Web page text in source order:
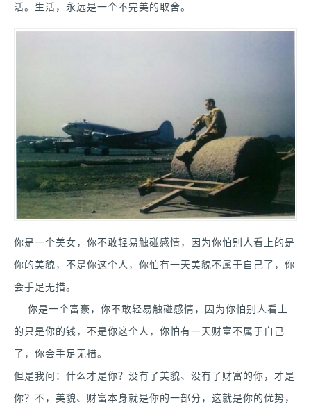
活。生活，永远是一个不完美的取舍。
你是一个美女，你不敢轻易触碰感情，因为你怕别人看上的是
你的美貌，不是你这个人，你怕有一天美貌不属于自己了，你
会手足无措。
你是一个富豪，你不敢轻易触碰感情，因为你怕别人看上
的只是你的钱，不是你这个人，你怕有一天财富不属于自己
了，你会手足无措。
但是我问：什么才是你？没有了美貌、没有了财富的你，才是
你？不，美貌、财富本身就是你的一部分，这就是你的优势，